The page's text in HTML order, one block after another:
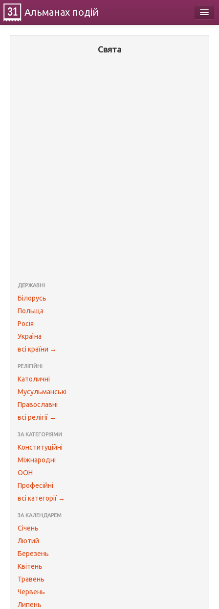
Альманах подій
Свята
ДЕРЖАВНІ
Білорусь
Польща
Росія
Україна
всі країни →
РЕЛІГІЙНІ
Католичні
Мусульманські
Православні
всі релігії →
ЗА КАТЕГОРІЯМИ
Конституційні
Міжнародні
ООН
Професійні
всі категорії →
ЗА КАЛЕНДАРЕМ
Січень
Лютий
Березень
Квітень
Травень
Червень
Липень